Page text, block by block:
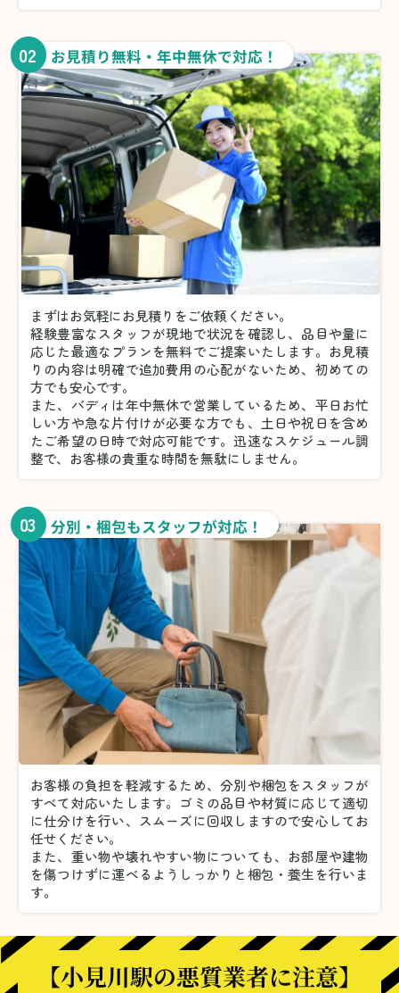
02 お見積り無料・年中無休で対応！
まずはお気軽にお見積りをご依頼ください。
経験豊富なスタッフが現地で状況を確認し、品目や量に
応じた最適なプランを無料でご提案いたします。お見積
りの内容は明確で追加費用の心配がないため、初めての
方でも安心です。
また、バディは年中無休で営業しているため、平日お忙
しい方や急な片付けが必要な方でも、土日や祝日を含め
たご希望の日時で対応可能です。迅速なスケジュール調
整で、お客様の貴重な時間を無駄にしません。
03 分別・梱包もスタッフが対応！
お客様の負担を軽減するため、分別や梱包をスタッフが
すべて対応いたします。 ゴミの品目や材質に応じて適切
に仕分けを行い、スムーズに回収しますので安心してお
任せください。
また、重い物や壊れやすい物についても、お部屋や建物
を傷つけずに運べるようしっかりと梱包・養生を行いま
す。
【小見川駅の悪質業者に注意】